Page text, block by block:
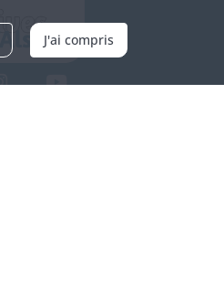
J'ai compris